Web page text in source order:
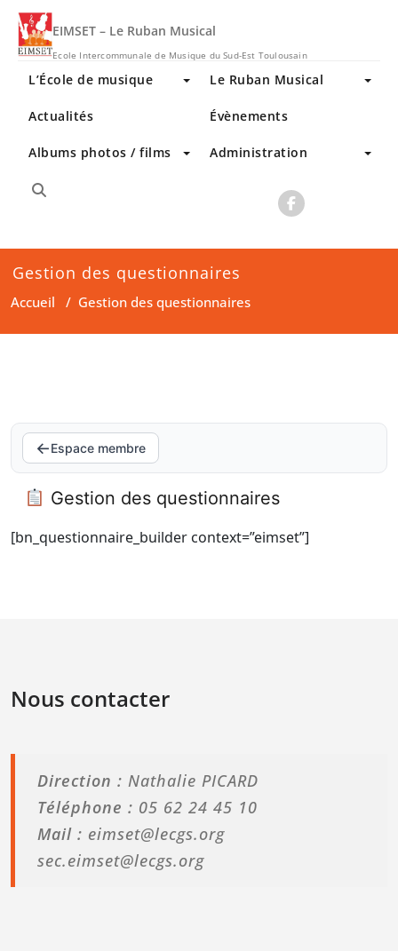
Skip
content
EIMSET – Le Ruban Musical
Ecole Intercommunale de Musique du Sud-Est Toulousain
L’École de musique Le Ruban Musical
Actualités Évènements
Albums photos / films Administration
Gestion des questionnaires
Accueil / Gestion des questionnaires
←Espace membre
Gestion des questionnaires
[bn_questionnaire_builder context=”eimset”]
Nous contacter
Direction : Nathalie PICARD
Téléphone : 05 62 24 45 10
Mail : eimset@lecgs.org
sec.eimset@lecgs.org